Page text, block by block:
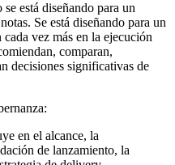
está diseñando para un
Se está diseñando para un
vez más en la ejecución
comparan,
decisiones significativas de
en el alcance, la
de lanzamiento, la